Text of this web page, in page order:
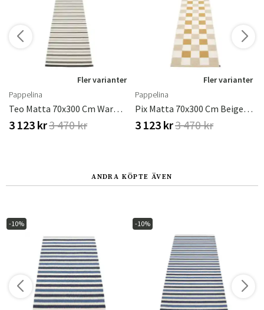
Fler varianter
Pappelina
Teo Matta 70x300 Cm Warm Grey/Charcoal/Vanilla
3 123 kr3 470 kr
Fler varianter
Pappelina
Pix Matta 70x300 Cm Beige/Vanilla/Ochre
3 123 kr3 470 kr
ANDRA KÖPTE ÄVEN
-10% -10%